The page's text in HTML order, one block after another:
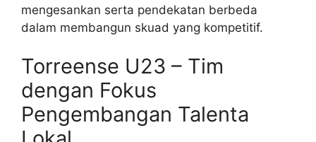
mengesankan serta pendekatan berbeda
dalam membangun skuad yang kompetitif.
Torreense U23 – Tim
dengan Fokus
Pengembangan Talenta